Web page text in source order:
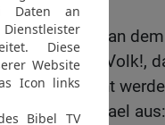
geschehen, an
nicht mein Volk!,
genannt
ruft über Israel